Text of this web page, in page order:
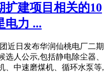
扩建项目相关的10
电力 ...
近日发布华润仙桃电厂二期
选人公示,包括静电除尘器、
、中速磨煤机、循环水泵等,